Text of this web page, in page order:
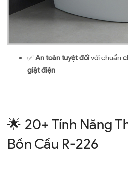
✅An toàn tuyệt đốivới chuẩn
giật điện
🌟 20+ Tính Năng
Bồn Cầu R-226